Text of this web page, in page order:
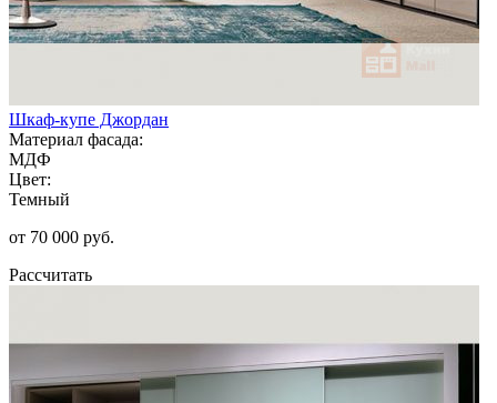
Шкаф-купе Джордан
Материал фасада:
МДФ
Цвет:
Темный
от 70 000 руб.
Рассчитать